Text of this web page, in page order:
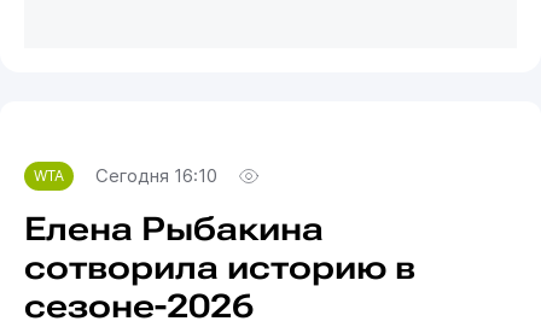
WTA Сегодня 16:10
Елена Рыбакина
сотворила историю в
сезоне-2026